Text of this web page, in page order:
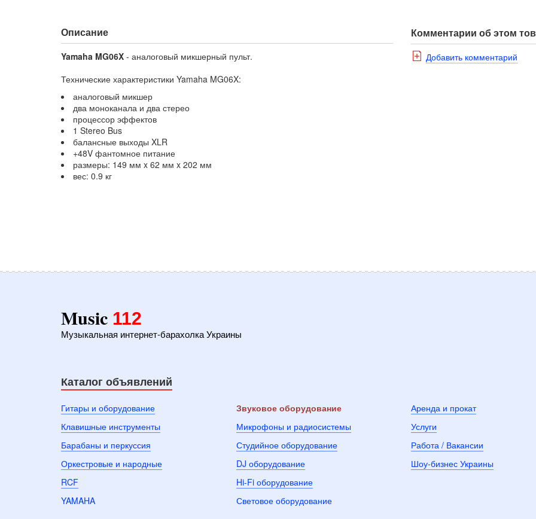
Описание
Yamaha MG06X - аналоговый микшерный пульт.
Технические характеристики Yamaha MG06X:
аналоговый микшер
два моноканала и два стерео
процессор эффектов
1 Stereo Bus
балансные выходы XLR
+48V фантомное питание
размеры: 149 мм x 62 мм x 202 мм
вес: 0.9 кг
Комментарии об этом
Добавить комментарий
Music 112
Музыкальная интернет-барахолка Украины
Каталог объявлений
Гитары и оборудование
Клавишные инструменты
Барабаны и перкуссия
Оркестровые и народные
RCF
YAMAHA
Звуковое оборудование
Микрофоны и радиосистемы
Студийное оборудование
DJ оборудование
Hi-Fi оборудование
Световое оборудование
Аренда и прокат
Услуги
Работа / Вакансии
Шоу-бизнес Украины